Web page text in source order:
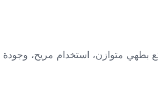
زينوكس كلاسيك ستانلس ستيل – 24 سم واستمتع بطهي